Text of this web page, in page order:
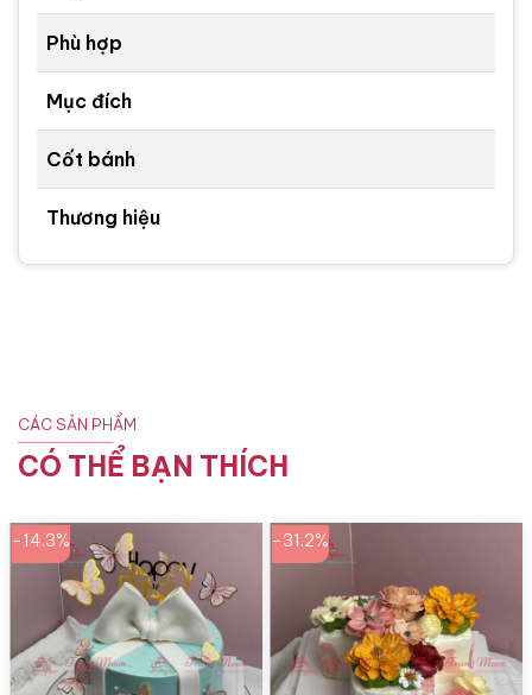
Phù hợp
Mục đích
Cốt bánh
Thương hiệu
CÁC SẢN PHẨM
CÓ THỂ BẠN THÍCH
-14.3% -31.2%